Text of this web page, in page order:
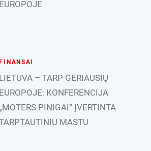
EUROPOJE
FINANSAI
LIETUVA – TARP GERIAUSIŲ
EUROPOJE: KONFERENCIJA
„MOTERS PINIGAI“ ĮVERTINTA
MASTU